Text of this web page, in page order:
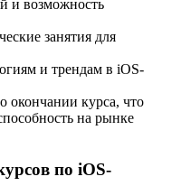
и возможность
занятия для
и трендам в iOS-
окончании курса, что
на рынке
по iOS-